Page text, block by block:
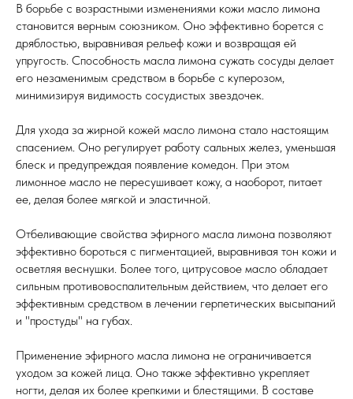
В борьбе с возрастными изменениями кожи масло лимона
становится верным союзником. Оно эффективно борется с
дряблостью, выравнивая рельеф кожи и возвращая ей
упругость. Способность масла лимона сужать сосуды делает
его незаменимым средством в борьбе с куперозом,
минимизируя видимость сосудистых звездочек.
Для ухода за жирной кожей масло лимона стало настоящим
спасением. Оно регулирует работу сальных желез, уменьшая
блеск и предупреждая появление комедон. При этом
лимонное масло не пересушивает кожу, а наоборот, питает
ее, делая более мягкой и эластичной.
Отбеливающие свойства эфирного масла лимона позволяют
эффективно бороться с пигментацией, выравнивая тон кожи и
осветляя веснушки. Более того, цитрусовое масло обладает
сильным противовоспалительным действием, что делает его
эффективным средством в лечении герпетических высыпаний
и "простуды" на губах.
Применение эфирного масла лимона не ограничивается
уходом за кожей лица. Оно также эффективно укрепляет
ногти, делая их более крепкими и блестящими. В составе